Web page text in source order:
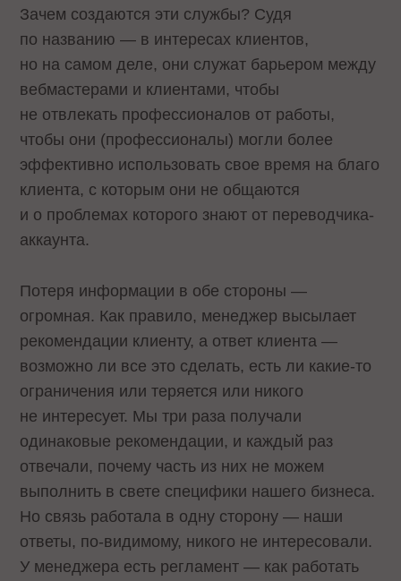
Зачем создаются эти службы? Судя
по названию — в интересах клиентов,
но на самом деле, они служат барьером между
вебмастерами и клиентами, чтобы
не отвлекать профессионалов от работы,
чтобы они (профессионалы) могли более
эффективно использовать свое время на благо
клиента, с которым они не общаются
и о проблемах которого знают от переводчика-
аккаунта.
Потеря информации в обе стороны —
огромная. Как правило, менеджер высылает
рекомендации клиенту, а ответ клиента —
возможно ли все это сделать, есть ли какие-то
ограничения или теряется или никого
не интересует. Мы три раза получали
одинаковые рекомендации, и каждый раз
отвечали, почему часть из них не можем
выполнить в свете специфики нашего бизнеса.
Но связь работала в одну сторону — наши
ответы, по-видимому, никого не интересовали.
У менеджера есть регламент — как работать